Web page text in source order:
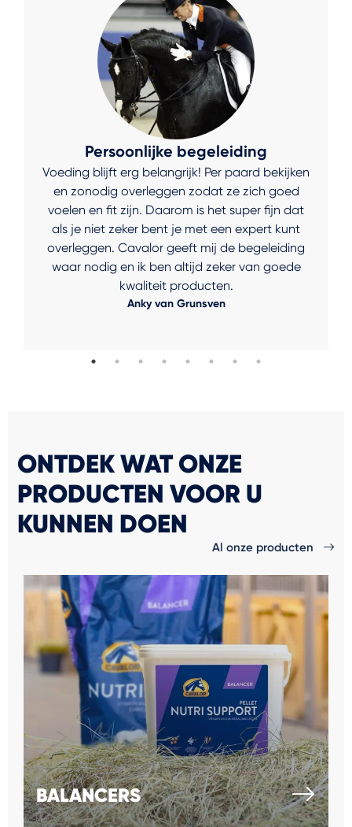
Persoonlijke begeleiding
Voeding blijft erg belangrijk! Per paard bekijken
en zonodig overleggen zodat ze zich goed
voelen en fit zijn. Daarom is het super fijn dat
als je niet zeker bent je met een expert kunt
overleggen. Cavalor geeft mij de begeleiding
waar nodig en ik ben altijd zeker van goede
kwaliteit producten.
Anky van Grunsven
ONTDEK WAT ONZE
PRODUCTEN VOOR U
KUNNEN DOEN
Al onze producten
BALANCERS